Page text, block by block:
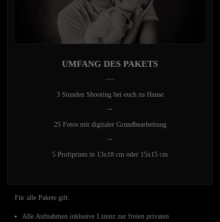
UMFANG DES PAKETS
3 Stunden Shooting bei euch zu Hause
25 Fotos mit digitaler Grundbearbeitung
5 Profiprints in 13x18 cm oder 15x15 cm
Für alle Pakete gilt:
Alle Aufnahmen inklusive Lizenz zur freien privaten